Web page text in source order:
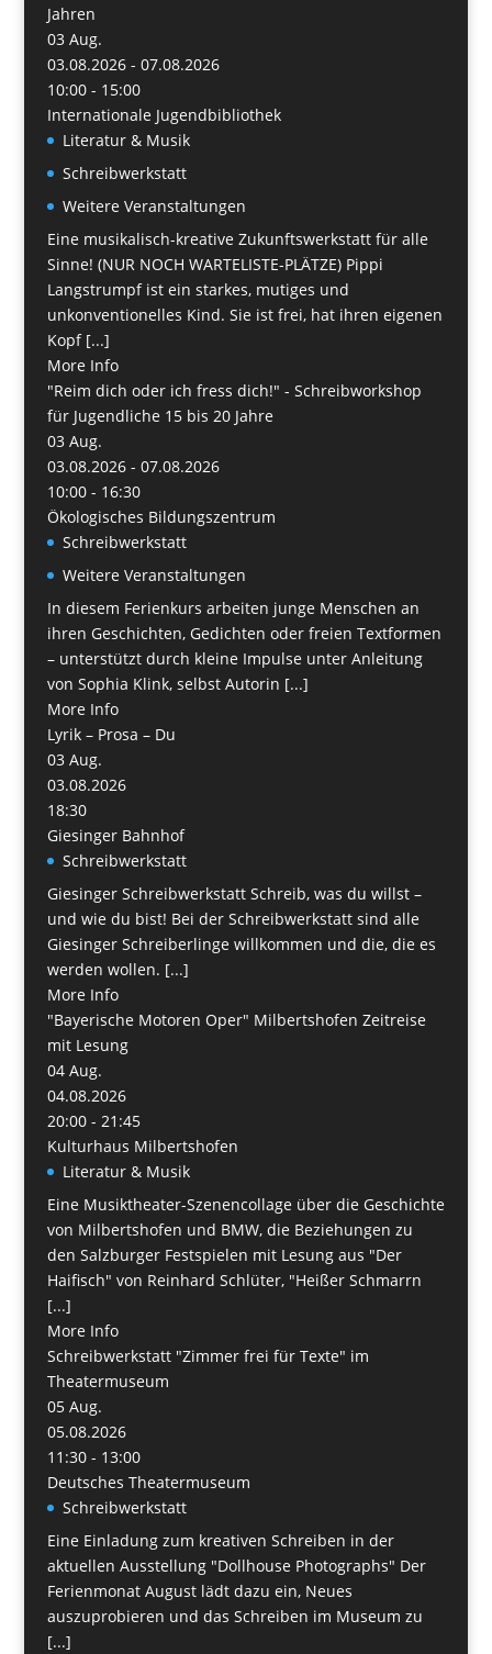
Jahren
03 Aug.
03.08.2026 - 07.08.2026
10:00 - 15:00
Internationale Jugendbibliothek
Literatur & Musik
Schreibwerkstatt
Weitere Veranstaltungen
Eine musikalisch-kreative Zukunftswerkstatt für alle
Sinne! (NUR NOCH WARTELISTE-PLÄTZE) Pippi
Langstrumpf ist ein starkes, mutiges und
unkonventionelles Kind. Sie ist frei, hat ihren eigenen
Kopf [...]
More Info
"Reim dich oder ich fress dich!" - Schreibworkshop
für Jugendliche 15 bis 20 Jahre
03 Aug.
03.08.2026 - 07.08.2026
10:00 - 16:30
Ökologisches Bildungszentrum
Schreibwerkstatt
Weitere Veranstaltungen
In diesem Ferienkurs arbeiten junge Menschen an
ihren Geschichten, Gedichten oder freien Textformen
– unterstützt durch kleine Impulse unter Anleitung
von Sophia Klink, selbst Autorin [...]
More Info
Lyrik – Prosa – Du
03 Aug.
03.08.2026
18:30
Giesinger Bahnhof
Schreibwerkstatt
Giesinger Schreibwerkstatt Schreib, was du willst –
und wie du bist! Bei der Schreibwerkstatt sind alle
Giesinger Schreiberlinge willkommen und die, die es
werden wollen. [...]
More Info
"Bayerische Motoren Oper" Milbertshofen Zeitreise
mit Lesung
04 Aug.
04.08.2026
20:00 - 21:45
Kulturhaus Milbertshofen
Literatur & Musik
Eine Musiktheater-Szenencollage über die Geschichte
von Milbertshofen und BMW, die Beziehungen zu
den Salzburger Festspielen mit Lesung aus "Der
Haifisch" von Reinhard Schlüter, "Heißer Schmarrn
[...]
More Info
Schreibwerkstatt "Zimmer frei für Texte" im
Theatermuseum
05 Aug.
05.08.2026
11:30 - 13:00
Deutsches Theatermuseum
Schreibwerkstatt
Eine Einladung zum kreativen Schreiben in der
aktuellen Ausstellung "Dollhouse Photographs" Der
Ferienmonat August lädt dazu ein, Neues
auszuprobieren und das Schreiben im Museum zu
[...]